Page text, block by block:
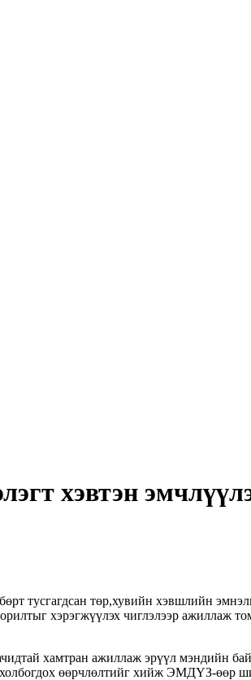
хэвтэн
тусгагдсан төр,хувийн хэвшлийн
хэрэгжүүлэх чиглэлээр ажиллаж
хамтран ажиллаж эрүүл мэндийн
өөрчлөлтийг хийж ЭМДҮЗ-өөр